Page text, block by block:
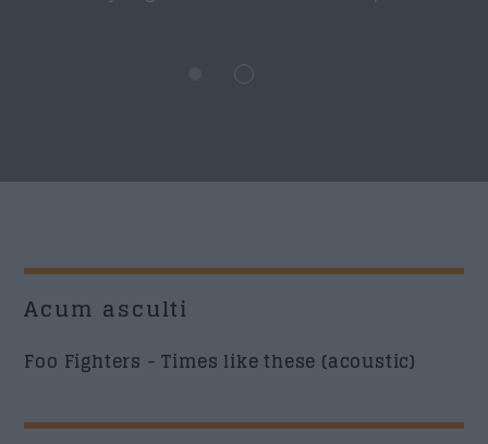
Acum asculti
Foo Fighters - Times like these (acoustic)